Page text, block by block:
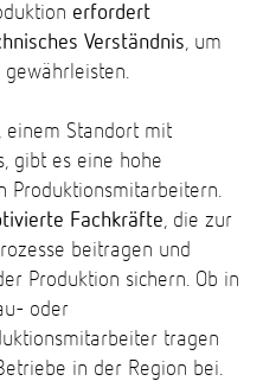
erfordert
Verständnis, um
einem Standort mit
gibt es eine hohe
Produktionsmitarbeitern.
Fachkräfte, die zur
beitragen und
Produktion sichern. Ob in
oder
tragen
in der Region bei.